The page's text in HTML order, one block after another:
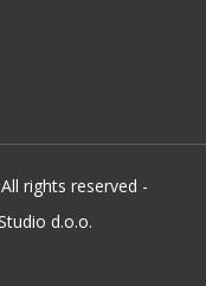
rights reserved -
d.o.o.